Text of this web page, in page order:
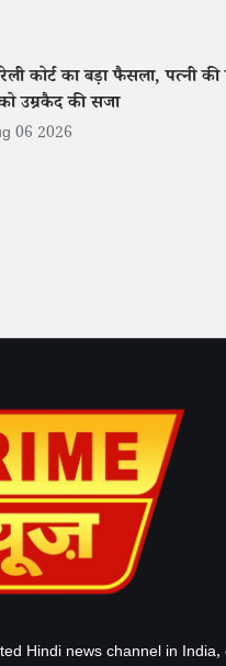
कोर्ट का बड़ा फैसला, पत्नी की
उम्रकैद की सजा
06 2026
Hindi news channel in India,